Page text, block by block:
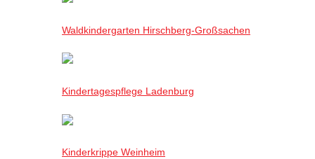
Waldkindergarten Hirschberg-Großsachen
Kindertagespflege Ladenburg
Kinderkrippe Weinheim